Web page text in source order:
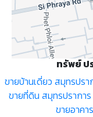
ทรัพย์ ป
ขายบ้านเดี่ยว สมุทรปร
ขายที่ดิน สมุทรปรากา
ขายอาค